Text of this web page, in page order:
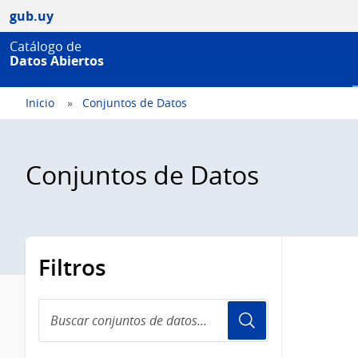
gub.uy
Catálogo de
Datos Abiertos
Inicio Conjuntos de Datos
Conjuntos de Datos
Filtros
conjuntos
de